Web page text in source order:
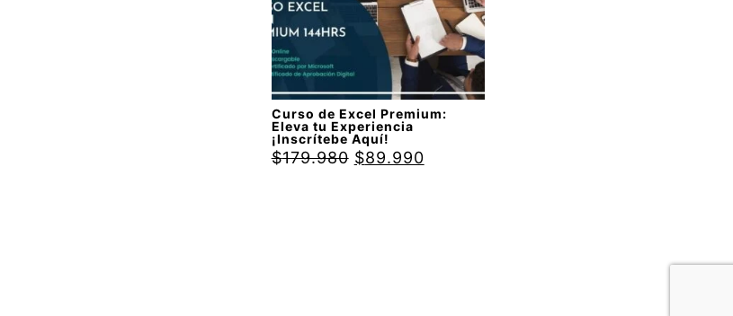
Curso de Excel Premium:
Eleva tu Experiencia
¡Inscrítebe Aquí!
$179.980 $89.990